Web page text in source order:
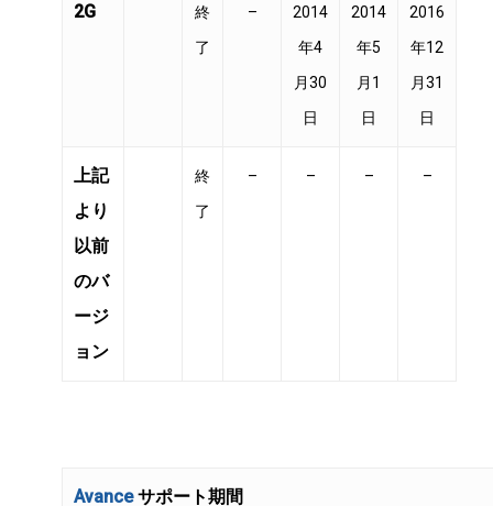
2G
終
了
–
2014
年4
月30
日
2014
年5
月1
日
2016
年12
月31
日
上記
より
以前
のバ
ージ
ョン
終
了
– – – –
Avanceサポート期間